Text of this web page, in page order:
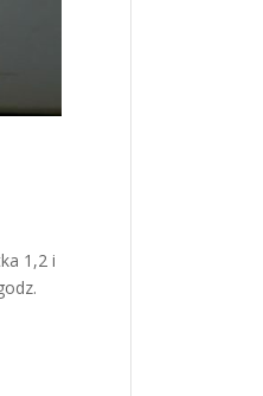
1,2 i